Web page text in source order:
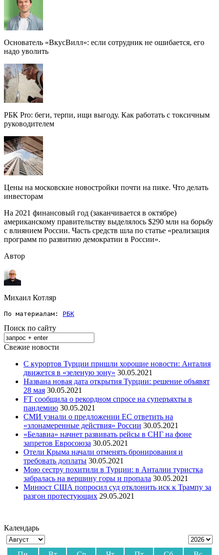
Основатель «ВкусВилл»: если сотрудник не ошибается, его
надо уволить
РБК Pro: беги, терпи, ищи выгоду. Как работать с токсичным
руководителем
Цены на московские новостройки почти на пике. Что делать
инвесторам
На 2021 финансовый год (заканчивается в октябре)
американскому правительству выделялось $290 млн на борьбу
с влиянием России. Часть средств шла по статье «реализация
программ по развитию демократии в России».
Автор
Михаил Котляр
По материалам: РБК
Поиск по сайту
Свежие новости
С курортов Турции пришли хорошие новости: Анталия
движется в «зеленую зону» 30.05.2021
Названа новая дата открытия Турции: решение объявят
28 мая 30.05.2021
FT сообщила о рекордном спросе на суперъяхты в
пандемию 30.05.2021
СМИ узнали о предложении ЕС ответить на
«злонамеренные действия» России 30.05.2021
«Белавиа» начнет развивать рейсы в СНГ на фоне
запретов Евросоюза 30.05.2021
Отели Крыма начали отменять бронирования и
требовать доплаты 30.05.2021
Мою сестру похитили в Турции: в Анталии туристка
забралась на вершину горы и пропала 30.05.2021
Минюст США попросил суд отклонить иск к Трампу за
разгон протестующих 29.05.2021
Календарь